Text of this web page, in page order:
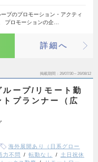
プのプロモーション・アクティ
プロモーションの企…
詳細へ
掲載期間 26/07/30～26/08/12
ープ/リモート勤
プランナー（広
海外展開あり（日系グロー
力不問 転勤なし
土日祝休